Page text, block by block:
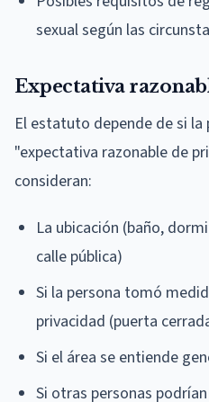
sexual según las
Expectativa
El estatuto depende de si
"expectativa razonable de
consideran:
La ubicación (baño,
calle pública)
Si la persona tomó
privacidad (puerta
Si el área se entiende
Si otras personas